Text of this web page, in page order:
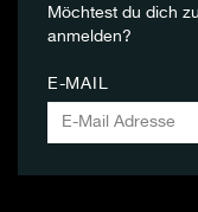
Möchtest du dich
anmelden?
E-MAIL